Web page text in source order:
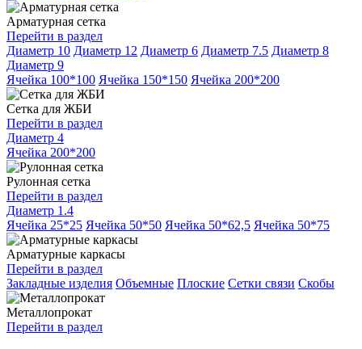
Арматурная сетка
Перейти в раздел
Диаметр 10 Диаметр 12 Диаметр 6 Диаметр 7.5 Диаметр 8
Диаметр 9
Ячейка 100*100 Ячейка 150*150 Ячейка 200*200
Сетка для ЖБИ
Перейти в раздел
Диаметр 4
Ячейка 200*200
Рулонная сетка
Перейти в раздел
Диаметр 1.4
Ячейка 25*25 Ячейка 50*50 Ячейка 50*62,5 Ячейка 50*75
Арматурные каркасы
Перейти в раздел
Закладные изделия Объемные Плоские Сетки связи Скобы
Металлопрокат
Перейти в раздел